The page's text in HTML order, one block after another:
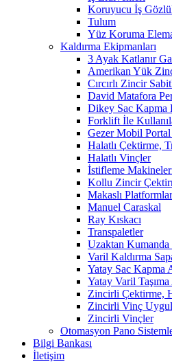
Koruyucu İş
Tulum
Yüz Koruma
Kaldırma Ekipmanları
3 Ayak Katlanır
Amerikan Yük
Cırcırlı Zincir
David Matafora
Dikey Sac Kapma
Forklift İle
Gezer Mobil
Halatlı Çektirme,
Halatlı Vinçler
İstifleme
Kollu Zincir
Makaslı Platformlar
Manuel Caraskal
Ray Kıskacı
Transpaletler
Uzaktan Kumanda
Varil Kaldırma
Yatay Sac Kapma
Yatay Varil Taşıma
Zincirli Çektirme,
Zincirli Vinç
Zincirli Vinçler
Otomasyon Pano
Bilgi Bankası
İletişim